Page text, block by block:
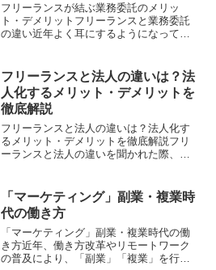
フリーランスが結ぶ業務委託のメリッ
ト・デメリットフリーランスと業務委託
の違い近年よく耳にするようになってき
フリーランスとは、特定の企業や団体に
属さない、個人事業主のこと...
フリーランスと法人の違いは？法
人化するメリット・デメリットを
徹底解説
フリーランスと法人の違いは？法人化す
るメリット・デメリットを徹底解説フリ
ーランスと法人の違いを聞かれた際、明
ることで大きな節税効果が期待でき、手
元に残るお金を増やすこと...
「マーケティング」副業・複業時
代の働き方
「マーケティング」副業・複業時代の働
き方近年、働き方改革やリモートワーク
の普及により、「副業」「複業」を行う